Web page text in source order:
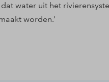
water uit het
worden.’